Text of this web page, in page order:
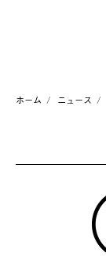
ホーム ニュース